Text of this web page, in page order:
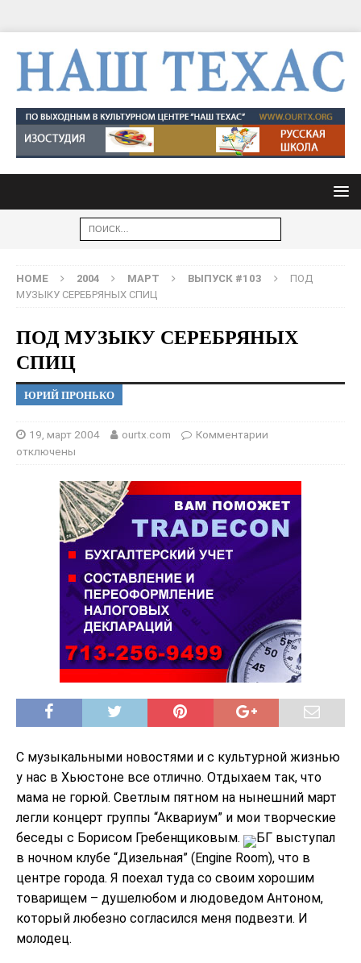
HOME 2004 МАРТ ВЫПУСК #103
ПОД
МУЗЫКУ СЕРЕБРЯНЫХ СПИЦ
ПОД МУЗЫКУ СЕРЕБРЯНЫХ
СПИЦ
ЮРИЙ ПРОНЬКО
19, март 2004 ourtx.com
Комментарии
отключены
С музыкальными новостями и с культурной жизнью
у нас в Хьюстоне все отлично. Отдыхаем так, что
мама не горюй. Светлым пятном на нынешний март
легли концерт группы “Аквариум” и мои творческие
беседы с Борисом Гребенщиковым.
БГ выступал
в ночном клубе “Дизельная” (Engine Room), что в
центре города. Я поехал туда со своим хорошим
товарищем – душелюбом и людоведом Антоном,
который любезно согласился меня подвезти. И
молодец.